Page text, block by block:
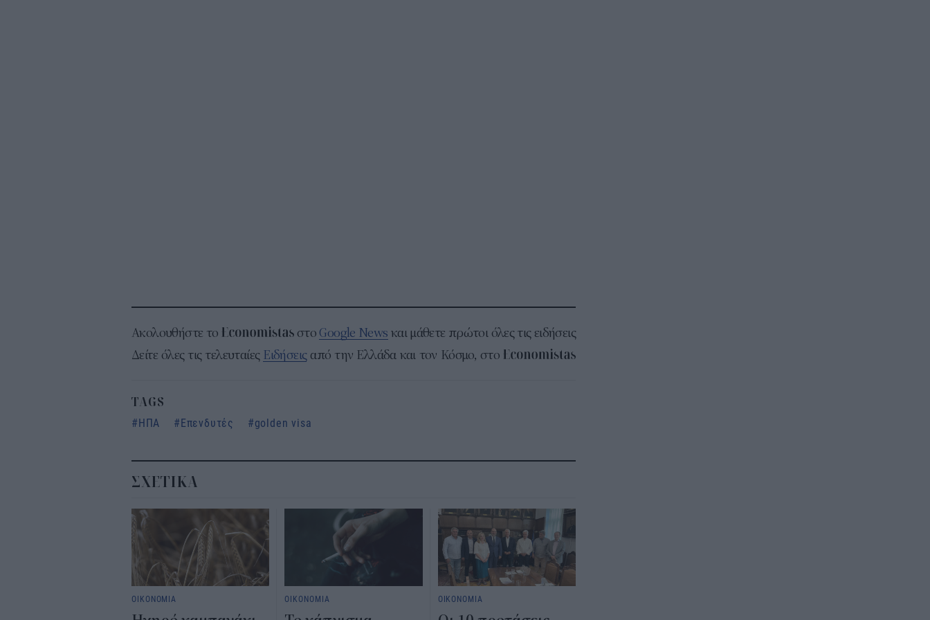
Ακολουθήστε το στο Google News και μάθετε πρώτοι όλες τις ειδήσεις
Δείτε όλες τις τελευταίες Ειδήσειςαπό την Ελλάδα και τον Κόσμο, στο
TAGS
ΗΠΑ
Επενδυτές golden visa
ΣΧΕΤΙΚΑ
ΟΙΚΟΝΟΜΙΑ ΟΙΚΟΝΟΜΙΑ ΟΙΚΟΝΟΜΙΑ